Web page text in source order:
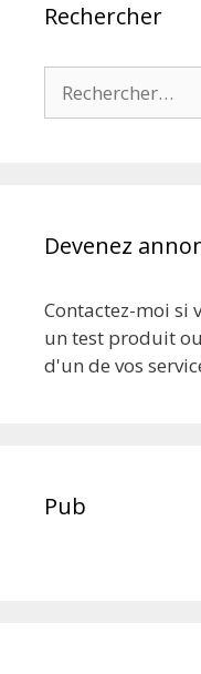
Rechercher
Devenez
Contactez-moi si
un test produit
d'un de vos
Pub